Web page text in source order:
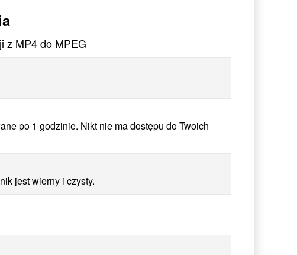
z MP4 do MPEG
po 1 godzinie. Nikt nie ma dostępu do Twoich
jest wierny i czysty.